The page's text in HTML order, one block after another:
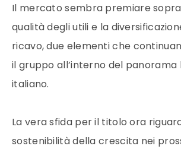
Il mercato sembra premiare
qualità degli utili e la
ricavo, due elementi che
il gruppo all’interno del panorama
italiano.
La vera sfida per il titolo ora
sostenibilità della crescita nei